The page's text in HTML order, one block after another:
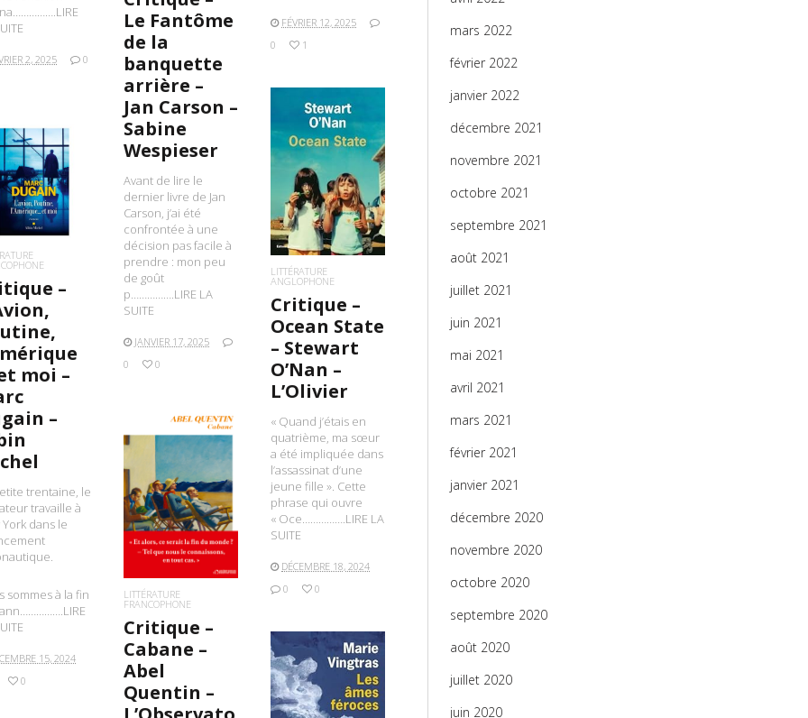
FÉVRIER 12, 2025
0
1
2, 2025
0
Le Fantôme
de la
banquette
arrière –
Jan Carson –
Sabine
Wespieser
Avant de lire le
dernier livre de Jan
Carson, j’ai été
confrontée à une
décision pas facile à
prendre : mon peu
de goût
p…………….LIRE LA
SUITE
JANVIER 17, 2025
0
0
LIRE LA SUITE
LITTÉRATURE
ANGLOPHONE
Critique –
Ocean State
– Stewart
O’Nan –
L’Olivier
« Quand j’étais en
quatrième, ma sœur
a été impliquée dans
l’assassinat d’une
jeune fille ». Cette
phrase qui ouvre
« Oce…………….LIRE LA
SUITE
DÉCEMBRE 18, 2024
0
0
LA SUITE
–
moi –
–
trentaine, le
travaille à
York dans le
sommes à la fin
15, 2024
0
LIRE LA SUITE
LITTÉRATURE
FRANCOPHONE
Critique –
Cabane –
Abel
Quentin –
mars 2022
février 2022
janvier 2022
décembre 2021
novembre 2021
octobre 2021
septembre 2021
août 2021
juillet 2021
juin 2021
mai 2021
avril 2021
mars 2021
février 2021
janvier 2021
décembre 2020
novembre 2020
octobre 2020
septembre 2020
août 2020
juillet 2020
juin 2020